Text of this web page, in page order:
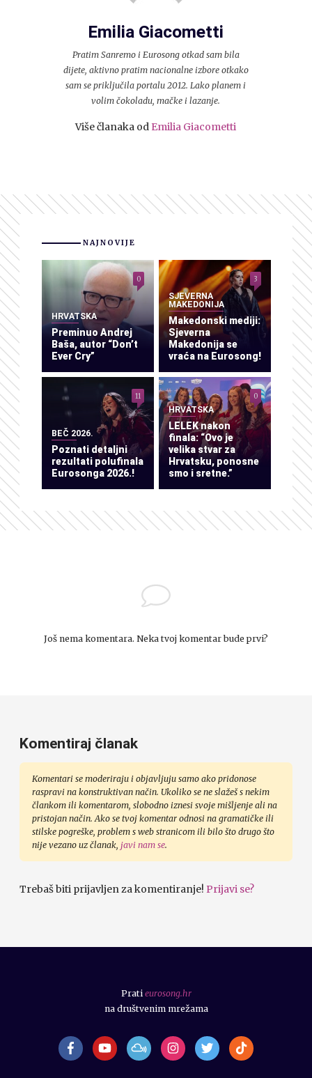
Emilia Giacometti
Pratim Sanremo i Eurosong otkad sam bila
dijete, aktivno pratim nacionalne izbore otkako
sam se priključila portalu 2012. Lako planem i
volim čokoladu, mačke i lazanje.
Više članaka od Emilia Giacometti
NAJNOVIJE
HRVATSKA
Preminuo Andrej
Baša, autor “Don’t
Ever Cry”
0
SJEVERNA
MAKEDONIJA
Makedonski mediji:
Sjeverna
Makedonija se
vraća na Eurosong!
3
BEČ 2026.
Poznati detaljni
rezultati polufinala
Eurosonga 2026.!
11
HRVATSKA
LELEK nakon
finala: “Ovo je
velika stvar za
Hrvatsku, ponosne
smo i sretne.”
0
Još nema komentara. Neka tvoj komentar bude prvi?
Komentiraj članak
Komentari se moderiraju i objavljuju samo ako pridonose
raspravi na konstruktivan način. Ukoliko se ne slažeš s nekim
člankom ili komentarom, slobodno iznesi svoje mišljenje ali na
pristojan način. Ako se tvoj komentar odnosi na gramatičke ili
stilske pogreške, problem s web stranicom ili bilo što drugo što
nije vezano uz članak, javi nam se.
Trebaš biti prijavljen za komentiranje! Prijavi se?
Prati eurosong.hr
na društvenim mrežama